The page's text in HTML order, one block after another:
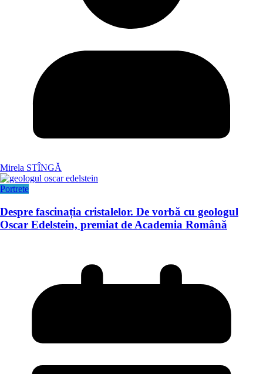
Mirela STÎNGĂ
Portrete
Despre fascinația cristalelor. De vorbă cu geologul
Oscar Edelstein, premiat de Academia Română